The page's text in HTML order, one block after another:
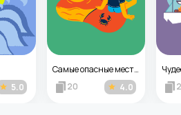
5.0 4.0
Самые опасные места на планете
20